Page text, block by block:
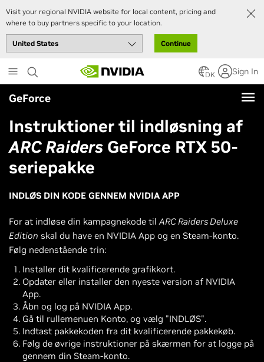
Visit your regional NVIDIA website for local content, pricing and
where to buy partners specific to your location.
Continue
to
main
content
DK Sign In
GeForce
Instruktioner til indløsning af
ARC Raiders GeForce RTX 50-
seriepakke
INDLØS DIN KODE GENNEM NVIDIA APP
For at indløse din kampagnekode tilARC Raiders Deluxe
Edition skal du have en NVIDIA App og en Steam-konto.
Følg nedenstående trin:
Installer dit kvalificerende grafikkort.
Opdater eller installer den nyeste version af NVIDIA
App.
Åbn og log på NVIDIA App.
Gå til rullemenuen Konto, og vælg "INDLØS".
Indtast pakkekoden fra dit kvalificerende pakkekøb.
Følg de øvrige instruktioner på skærmen for at logge på
gennem din Steam-konto.